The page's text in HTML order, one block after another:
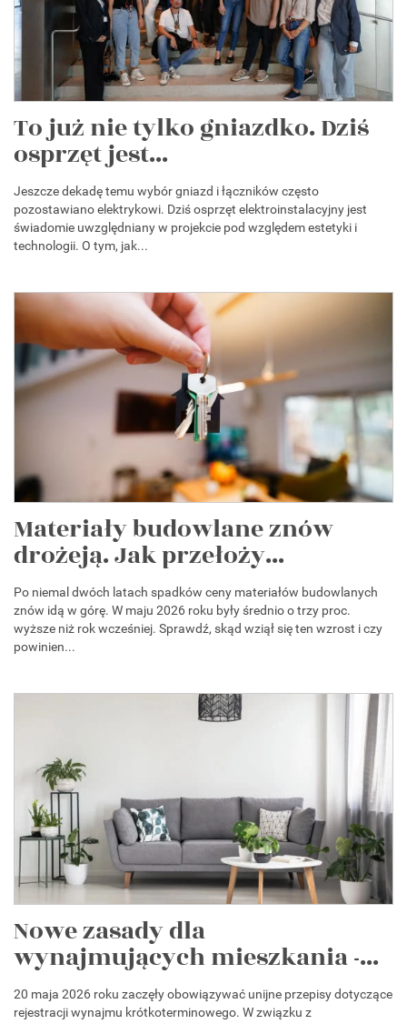
To już nie tylko gniazdko. Dziś
osprzęt jest...
Jeszcze dekadę temu wybór gniazd i łączników często
pozostawiano elektrykowi. Dziś osprzęt elektroinstalacyjny jest
świadomie uwzględniany w projekcie pod względem estetyki i
technologii. O tym, jak...
Materiały budowlane znów
drożeją. Jak przełoży...
Po niemal dwóch latach spadków ceny materiałów budowlanych
znów idą w górę. W maju 2026 roku były średnio o trzy proc.
wyższe niż rok wcześniej. Sprawdź, skąd wziął się ten wzrost i czy
powinien...
Nowe zasady dla
wynajmujących mieszkania -...
20 maja 2026 roku zaczęły obowiązywać unijne przepisy dotyczące
rejestracji wynajmu krótkoterminowego. W związku z